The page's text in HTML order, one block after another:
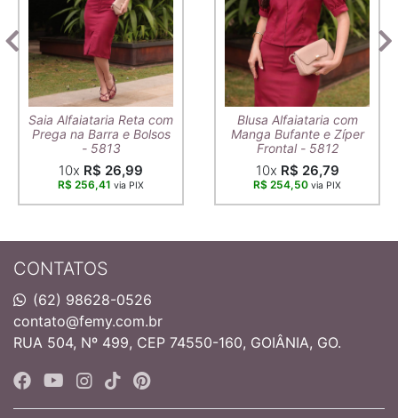
Saia Alfaiataria Reta com
Prega na Barra e Bolsos
- 5813
10x R$ 26,99
R$ 256,41 via PIX
Blusa Alfaiataria com
Manga Bufante e Zíper
Frontal - 5812
10x R$ 26,79
R$ 254,50 via PIX
CONTATOS
(62) 98628-0526
contato@femy.com.br
RUA 504, Nº 499, CEP 74550-160, GOIÂNIA, GO.